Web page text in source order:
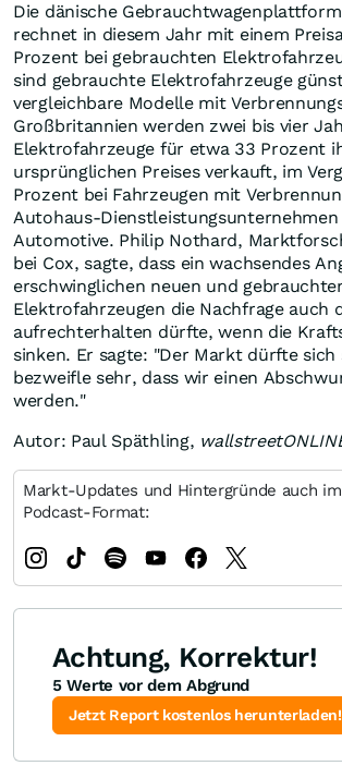
Die dänische
rechnet in diesem Jahr mit einem
Prozent bei gebrauchten
sind gebrauchte Elektrofahrzeuge
vergleichbare Modelle mit
Großbritannien werden zwei bis vier
Elektrofahrzeuge für etwa 33 Prozent
ursprünglichen Preises verkauft, im
Prozent bei Fahrzeugen mit
Autohaus-Dienstleistungsunternehmen
Automotive. Philip Nothard,
bei Cox, sagte, dass ein wachsendes
erschwinglichen neuen und
Elektrofahrzeugen die Nachfrage auch
aufrechterhalten dürfte, wenn die
sinken. Er sagte: "Der Markt dürfte
bezweifle sehr, dass wir einen
werden."
Autor: Paul Späthling,
Markt-Updates und Hintergründe auch
Podcast-Format:
Achtung, Korrektur!
5 Werte vor dem Abgrund
Jetzt Report kostenlos herunterladen!